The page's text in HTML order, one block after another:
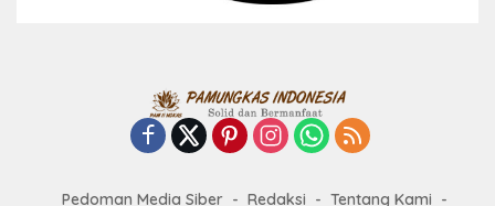
Pedoman Media Siber Redaksi Tentang Kami